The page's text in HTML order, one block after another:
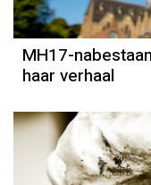
MH17-
haar verhaal